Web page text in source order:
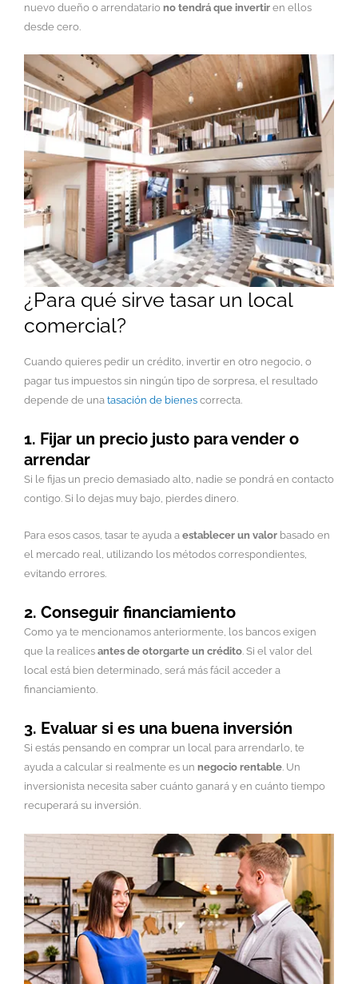
nuevo dueño o arrendatario no tendrá que invertir en ellos
desde cero.
¿Para qué sirve tasar un local
comercial?
Cuando quieres pedir un crédito, invertir en otro negocio, o
pagar tus impuestos sin ningún tipo de sorpresa, el resultado
depende de una tasación de bienes correcta.
1. Fijar un precio justo para vender o
arrendar
Si le fijas un precio demasiado alto, nadie se pondrá en contacto
contigo. Si lo dejas muy bajo, pierdes dinero.
Para esos casos, tasar te ayuda a establecer un valor basado en
el mercado real, utilizando los métodos correspondientes,
evitando errores.
2. Conseguir financiamiento
Como ya te mencionamos anteriormente, los bancos exigen
que la realices antes de otorgarte un crédito. Si el valor del
local está bien determinado, será más fácil acceder a
financiamiento.
3. Evaluar si es una buena inversión
Si estás pensando en comprar un local para arrendarlo, te
ayuda a calcular si realmente es un negocio rentable . Un
inversionista necesita saber cuánto ganará y en cuánto tiempo
recuperará su inversión.